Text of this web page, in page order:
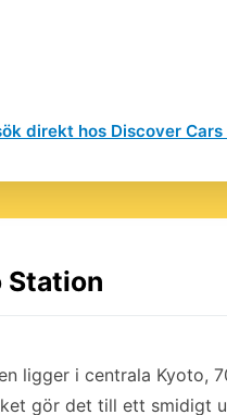
direkt hos Discover
Station
ligger i centrala Kyoto,
gör det till ett smidigt